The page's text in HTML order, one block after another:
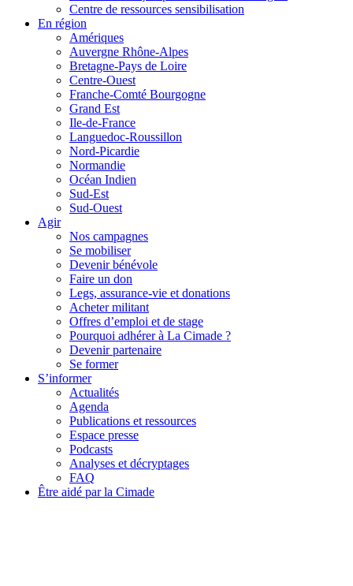
Centre de ressources sensibilisation
En région
Amériques
Auvergne Rhône-Alpes
Bretagne-Pays de Loire
Centre-Ouest
Franche-Comté Bourgogne
Grand Est
Ile-de-France
Languedoc-Roussillon
Nord-Picardie
Normandie
Océan Indien
Sud-Est
Sud-Ouest
Agir
Nos campagnes
Se mobiliser
Devenir bénévole
Faire un don
Legs, assurance-vie et donations
Acheter militant
Offres d’emploi et de stage
Pourquoi adhérer à La Cimade ?
Devenir partenaire
Se former
S’informer
Actualités
Agenda
Publications et ressources
Espace presse
Podcasts
Analyses et décryptages
FAQ
Être aidé par la Cimade